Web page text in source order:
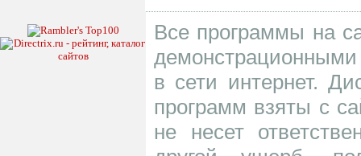
Все программы на
в сети интернет.
программ взяты с
не несет